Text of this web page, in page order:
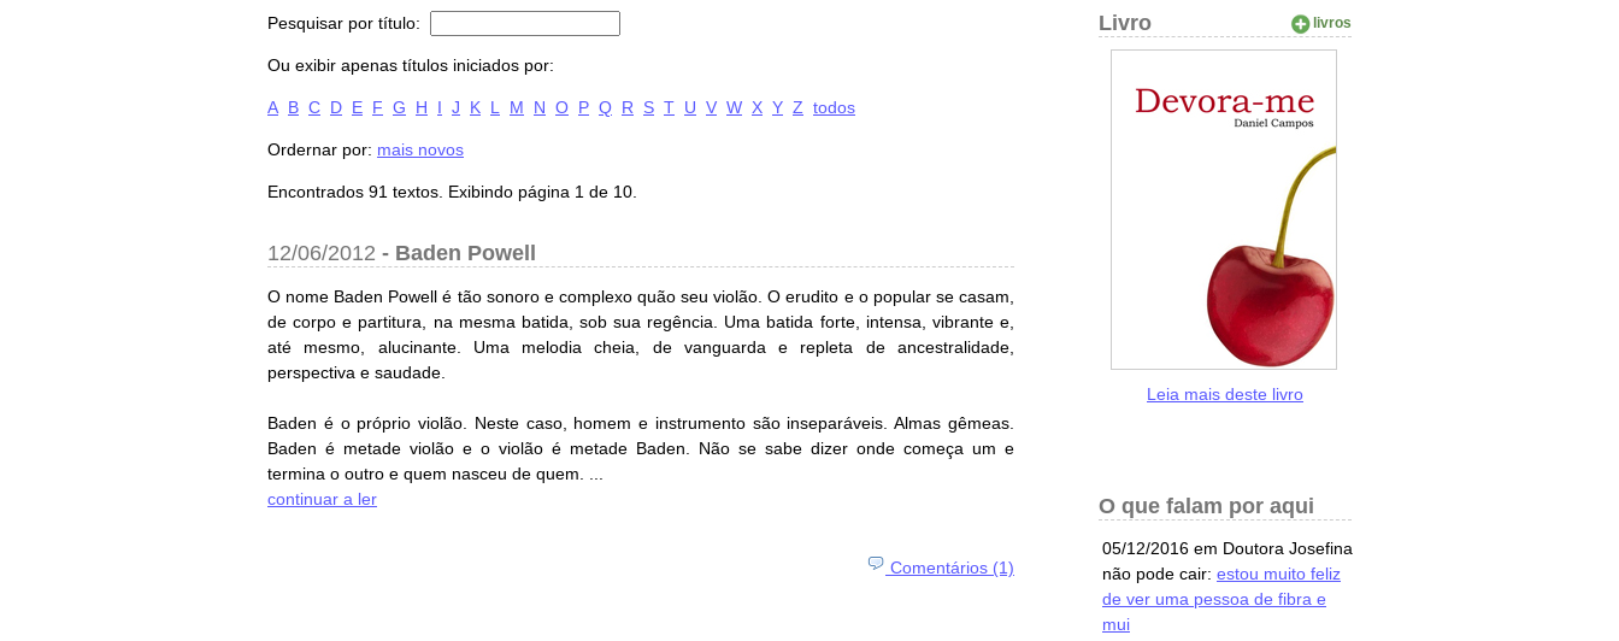
Pesquisar por título:
Ou exibir apenas títulos iniciados por:
A B C D E F G H I J K L M N O P Q R S T U V W X Y Z todos
Ordernar por: mais novos
Encontrados 91 textos. Exibindo página 1 de 10.
12/06/2012 - Baden Powell
O nome Baden Powell é tão sonoro e complexo quão seu violão. O erudito e o popular se casam,
de corpo e partitura, na mesma batida, sob sua regência. Uma batida forte, intensa, vibrante e,
até mesmo, alucinante. Uma melodia cheia, de vanguarda e repleta de ancestralidade,
perspectiva e saudade.
Baden é o próprio violão. Neste caso, homem e instrumento são inseparáveis. Almas gêmeas.
Baden é metade violão e o violão é metade Baden. Não se sabe dizer onde começa um e
termina o outro e quem nasceu de quem. ...
continuar a ler
Comentários (1)
Livro livros
Leia mais deste livro
O que falam por aqui
05/12/2016 em Doutora Josefina
não pode cair: estou muito feliz
de ver uma pessoa de fibra e
mui